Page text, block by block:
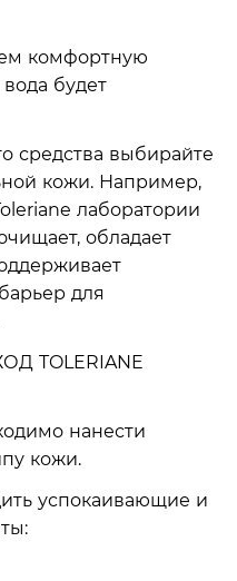
комфортную
будет
средства выбирайте
кожи. Например,
лаборатории
обладает
для
нанести
кожи.
успокаивающие и